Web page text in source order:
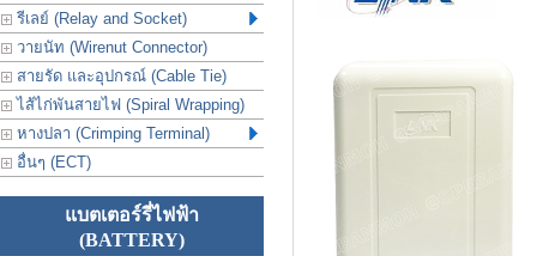
รีเลย์ (Relay and Socket)
วายนัท (Wirenut Connector)
สายรัด และอุปกรณ์ (Cable Tie)
ไส้ไก่พันสายไฟ (Spiral Wrapping)
หางปลา (Crimping Terminal)
อื่นๆ (ECT)
แบตเตอร์รี่ไฟฟ้า
(BATTERY)